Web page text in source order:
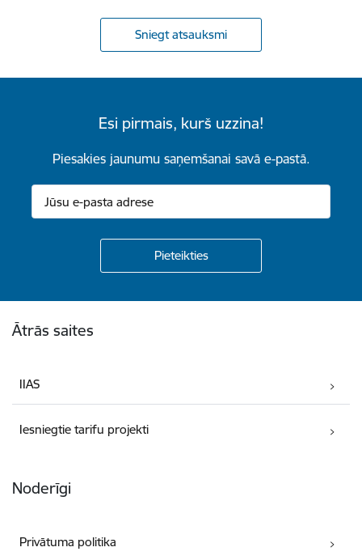
Sniegt atsauksmi
Esi pirmais, kurš uzzina!
Piesakies jaunumu saņemšanai savā e-pastā.
Ātrās saites
IIAS
Iesniegtie tarifu projekti
Noderīgi
Privātuma politika